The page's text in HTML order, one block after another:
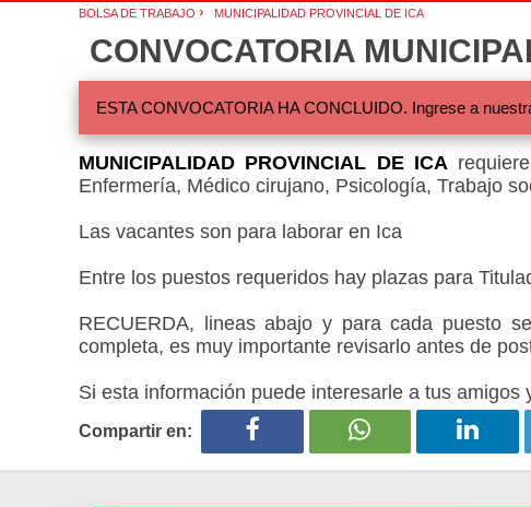
BOLSA DE TRABAJO › MUNICIPALIDAD PROVINCIAL DE ICA
CONVOCATORIA
ESTA CONVOCATORIA HA CONCLUIDO. Ingrese a
MUNICIPALIDAD PROVINCIAL DE ICA
Enfermería, Médico cirujano, Psicología, Trabajo
Las vacantes son para laborar en Ica
Entre los puestos requeridos hay plazas para
RECUERDA, lineas abajo y para cada puesto
completa, es muy importante revisarlo antes de
Si esta información puede interesarle a tus amigos
Compartir en: